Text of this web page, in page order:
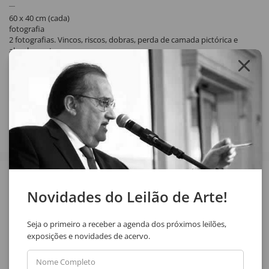
60 x 40 cm (cada)
fotografia
2 fotografias. Vincos, riscos, dobras, perda de camada pictórica e
abaulamento.
Compartilhar
Novidades do Leilão de Arte!
Seja o primeiro a receber a agenda dos próximos leilões,
exposições e novidades de acervo.
Nome Completo